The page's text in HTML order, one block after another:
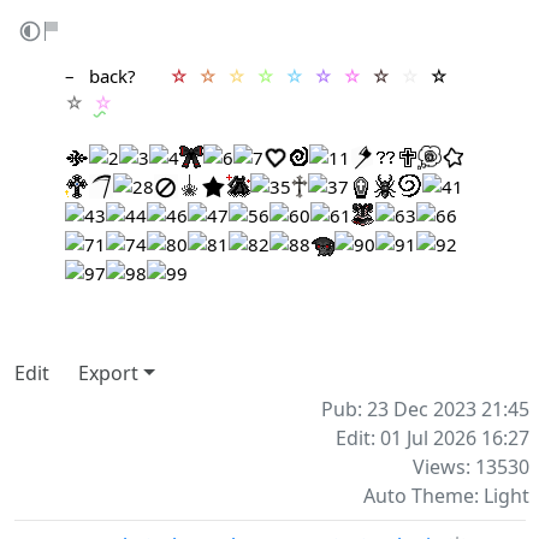
– ‎ ‎ back? ‎ ‎ ‎ ‎ ‎ ‎ ☆ ☆ ☆ ☆ ☆ ☆ ☆ ☆ ☆
☆ ☆
Edit
Export
Pub: 23 Dec 2023 21:45
Edit: 01 Jul 2026 16:27
Views: 13530
Auto Theme: Light